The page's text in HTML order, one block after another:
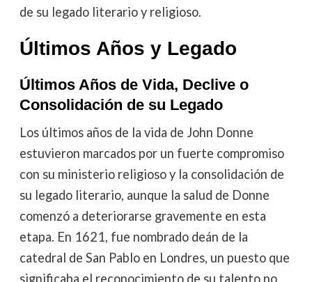
de su legado literario y religioso.
Últimos Años y Legado
Últimos Años de Vida, Declive o
Consolidación de su Legado
Los últimos años de la vida de John Donne
estuvieron marcados por un fuerte compromiso
con su ministerio religioso y la consolidación de
su legado literario, aunque la salud de Donne
comenzó a deteriorarse gravemente en esta
etapa. En 1621, fue nombrado deán de la
catedral de San Pablo en Londres, un puesto que
significaba el reconocimiento de su talento no